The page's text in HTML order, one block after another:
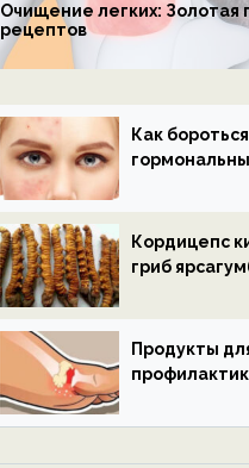
Очищение легких: Золотая
рецептов
Как
Кордицепс
гриб
Продукты